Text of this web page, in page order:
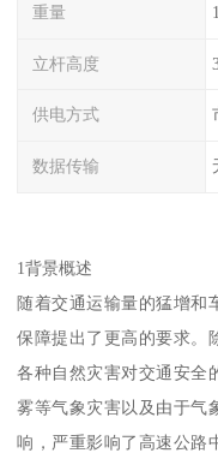
重量
立杆高度
供电方式
数据传输
1背景概述
随着交通运输量的猛增和
保障提出了更高的要求。
各种自然灾害对交通安全
雾等气象灾害以及由于气
响，严重影响了高速公路